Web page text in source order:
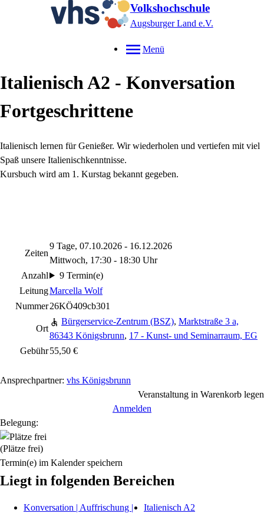
Volkshochschule
Augsburger Land e.V.
Menü
Italienisch A2 - Konversation
Fortgeschrittene
Italienisch lernen für Genießer. Wir wiederholen und vertiefen mit viel
Spaß unsere Italienischkenntnisse.
Kursbuch wird am 1. Kurstag bekannt gegeben.
Zeiten
9 Tage, 07.10.2026 - 16.12.2026
Mittwoch, 17:30 - 18:30 Uhr
Anzahl
9 Termin(e)
LeitungMarcella Wolf
Nummer26KÖ409cb301
Ort
Bürgerservice-Zentrum (BSZ), Marktstraße 3 a,
86343 Königsbrunn, 17 - Kunst- und Seminarraum, EG
Gebühr55,50 €
Ansprechpartner: vhs Königsbrunn
Veranstaltung in Warenkorb legen
Anmelden
Belegung:
(Plätze frei)
Termin(e) im Kalender speichern
Liegt in folgenden Bereichen
Konversation | Auffrischung |
Italienisch A2